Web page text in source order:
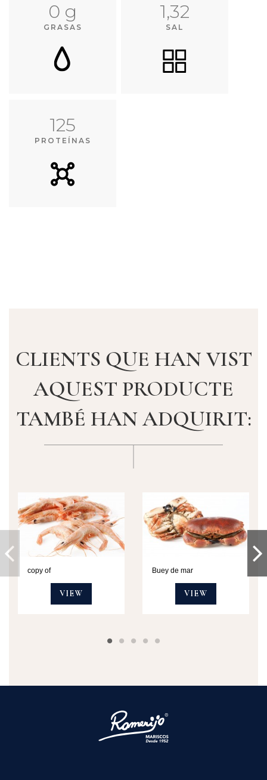
0 g
GRASAS
1,32
SAL
125
PROTEÍNAS
CLIENTS QUE HAN VIST
AQUEST PRODUCTE
TAMBÉ HAN ADQUIRIT:
copy of
VIEW
Buey de mar
VIEW